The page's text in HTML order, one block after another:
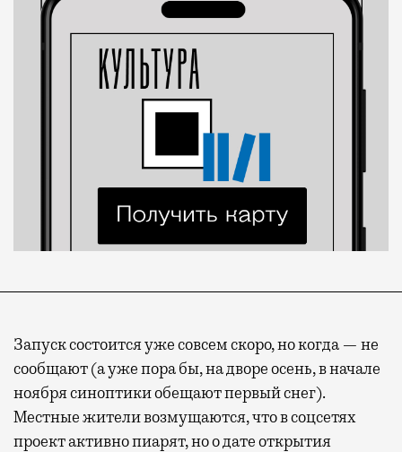
Запуск состоится уже совсем скоро, но когда — не
сообщают (а уже пора бы, на дворе осень, в начале
ноября синоптики обещают первый снег).
Местные жители возмущаются, что в соцсетях
проект активно пиарят, но о дате открытия